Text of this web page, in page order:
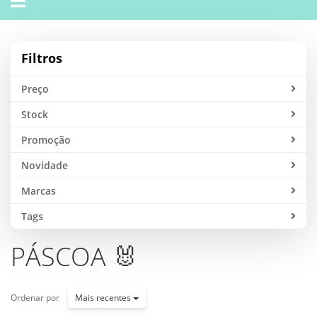
navigation
Filtros
Preço
Stock
Promoção
Novidade
Marcas
Tags
PÁSCOA 🐰
Ordenar por Mais recentes